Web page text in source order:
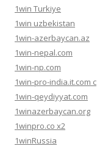
1win Turkiye
1win uzbekistan
1win-azerbaycan.az
1win-nepal.com
1win-np.com
1win-pro-india.it.com c
1win-qeydiyyat.com
1winazerbaycan.org
1winpro.co x2
1winRussia